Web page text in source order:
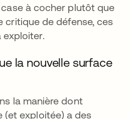
à cocher plutôt que
critique de défense, ces
exploiter.
la nouvelle surface
la manière dont
(et exploitée) a des